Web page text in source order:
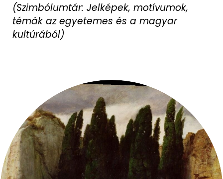
(Szimbólumtár: Jelképek, motívumok,
témák az egyetemes és a magyar
kultúrából)